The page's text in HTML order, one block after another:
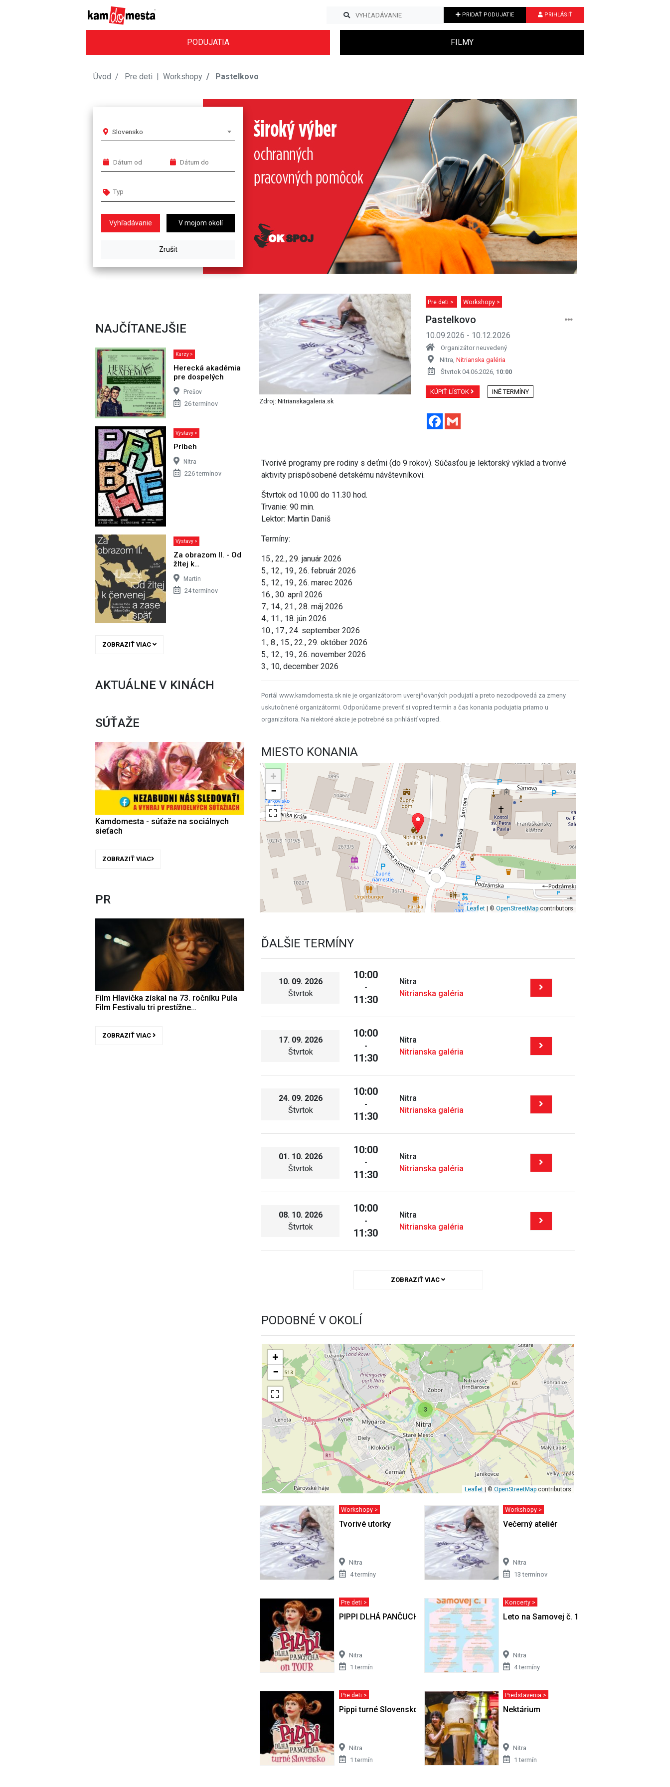
PRIDAŤ PODUJATIE PRIHLÁSIŤ
PODUJATIA FILMY
Úvod Pre deti | Workshopy Pastelkovo
Slovensko
V mojom okolí
Next
NAJČÍTANEJŠIE
Kurzy >
Herecká akadémia
pre dospelých
Prešov
26 termínov
Výstavy >
Príbeh
Nitra
226 termínov
Výstavy >
Za obrazom II. - Od
žltej k…
Martin
24 termínov
ZOBRAZIŤ VIAC
AKTUÁLNE V KINÁCH
SÚŤAŽE
Kamdomesta - súťaže na sociálnych
sieťach
ZOBRAZIŤ VIAC
PR
Film Hlavička získal na 73. ročníku Pula
Film Festivalu tri prestížne…
ZOBRAZIŤ VIAC
Zdroj: Nitrianskagaleria.sk
Pre deti > Workshopy >
Pastelkovo
10.09.2026 - 10.12.2026
Organizátor neuvedený
Nitra, Nitrianska galéria
Štvrtok 04.06.2026, 10:00
KÚPIŤ LÍSTOK INÉ TERMÍNY
Facebook
Tvorivé programy pre rodiny s deťmi (do 9 rokov). Súčasťou je lektorský výklad a tvorivé
aktivity prispôsobené detskému návštevníkovi.
Štvrtok od 10.00 do 11.30 hod.
Trvanie: 90 min.
Lektor: Martin Daniš
Termíny:
15., 22., 29. január 2026
5., 12., 19., 26. február 2026
5., 12., 19., 26. marec 2026
16., 30. apríl 2026
7., 14., 21., 28. máj 2026
4., 11., 18. jún 2026
10., 17., 24. september 2026
1., 8., 15., 22., 29. október 2026
5., 12., 19., 26. november 2026
3., 10, december 2026
Portál www.kamdomesta.sk nie je organizátorom uverejňovaných podujatí a preto nezodpovedá za zmeny
uskutočnené organizátormi. Odporúčame preveriť si vopred termín a čas konania podujatia priamo u
organizátora. Na niektoré akcie je potrebné sa prihlásiť vopred.
MIESTO KONANIA
+
−
Leaflet| © OpenStreetMapcontributors
ĎALŠIE TERMÍNY
10. 09. 2026
Štvrtok
10:00
-
11:30
Nitra
Nitrianska galéria
17. 09. 2026
Štvrtok
10:00
-
11:30
Nitra
Nitrianska galéria
24. 09. 2026
Štvrtok
10:00
-
11:30
Nitra
Nitrianska galéria
01. 10. 2026
Štvrtok
10:00
-
11:30
Nitra
Nitrianska galéria
08. 10. 2026
Štvrtok
10:00
-
11:30
Nitra
Nitrianska galéria
ZOBRAZIŤ VIAC
PODOBNÉ V OKOLÍ
3
+
−
Leaflet | ©OpenStreetMap contributors
Workshopy >
Tvorivé utorky
Nitra
4 termíny
Workshopy >
Večerný ateliér
Nitra
13 termínov
Pre deti >
PIPPI DLHÁ PANČUCHA - Nitra
Nitra
1 termín
Koncerty >
Leto na Samovej č. 1 - 5. ročník
Nitra
4 termíny
Pre deti >
Pippi turné Slovensko 2026
Nitra
1 termín
Predstavenia >
Nektárium
Nitra
1 termín